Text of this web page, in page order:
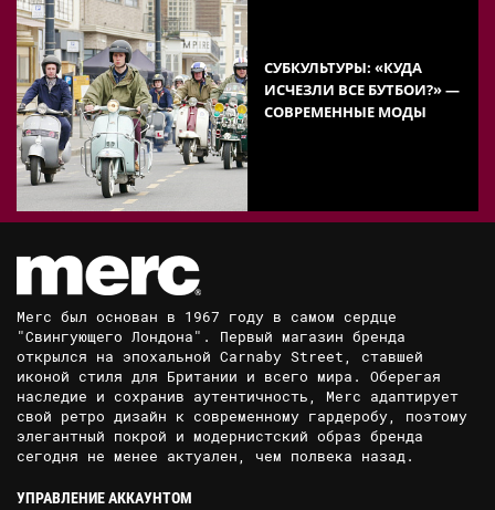
СУБКУЛЬТУРЫ: «КУДА
ИСЧЕЗЛИ ВСЕ БУТБОИ?» —
СОВРЕМЕННЫЕ МОДЫ
Merc был основан в 1967 году в самом сердце
"Свингующего Лондона". Первый магазин бренда
открылся на эпохальной Carnaby Street, ставшей
иконой стиля для Британии и всего мира. Оберегая
наследие и сохранив аутентичность, Merc адаптирует
свой ретро дизайн к современному гардеробу, поэтому
элегантный покрой и модернистский образ бренда
сегодня не менее актуален, чем полвека назад.
УПРАВЛЕНИЕ АККАУНТОМ